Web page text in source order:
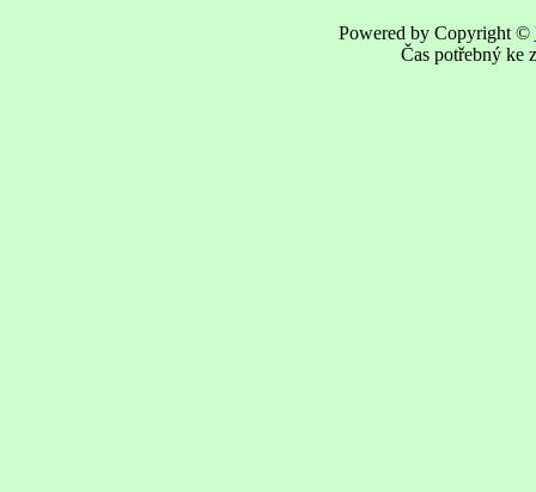
Powered by Copyright ©
Čas potřebný ke